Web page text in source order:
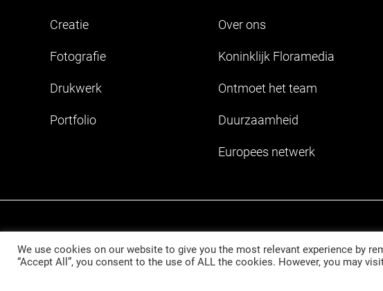
Creatie
Fotografie
Drukwerk
Portfolio
Over ons
Koninklijk Floramedia
Ontmoet het team
Duurzaamheid
Europees netwerk
Disclaimer Privacybeleid Cookiebeleid Voorwaarden en
We use cookies on our website to give you the most relevant experience by
“Accept All”, you consent to the use of ALL the cookies. However, you may